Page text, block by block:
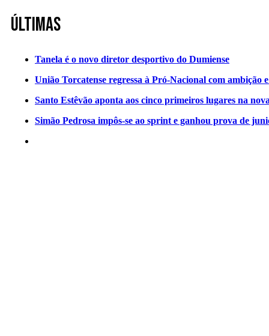
Últimas
Tanela é o novo diretor desportivo do Dumiense
União Torcatense regressa à Pró-Nacional com ambição
Santo Estêvão aponta aos cinco primeiros lugares na
Simão Pedrosa impôs-se ao sprint e ganhou prova de